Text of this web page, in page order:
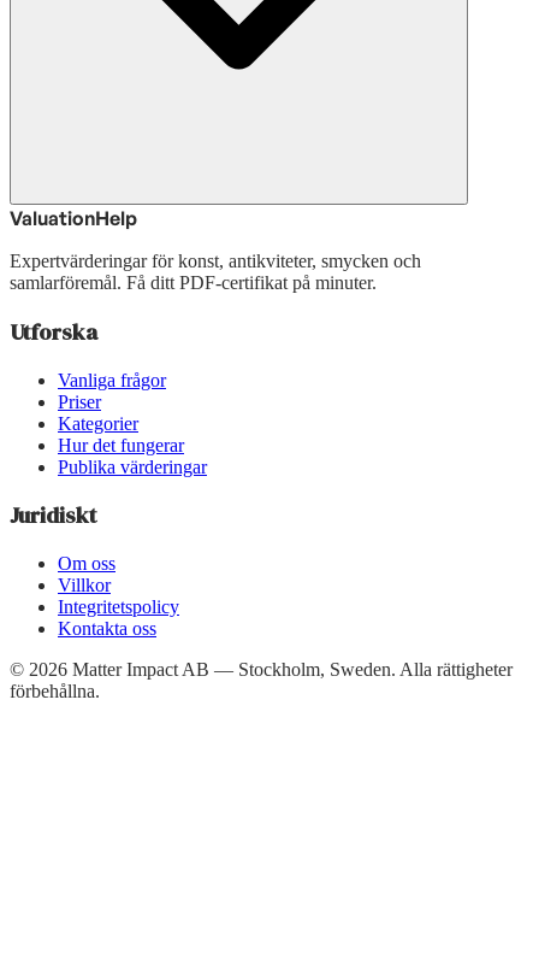
ValuationHelp
Expertvärderingar för konst, antikviteter, smycken och
samlarföremål. Få ditt PDF-certifikat på minuter.
Utforska
Vanliga frågor
Priser
Kategorier
Hur det fungerar
Publika värderingar
Juridiskt
Om oss
Villkor
Integritetspolicy
Kontakta oss
© 2026 Matter Impact AB — Stockholm, Sweden. Alla rättigheter
förbehållna.